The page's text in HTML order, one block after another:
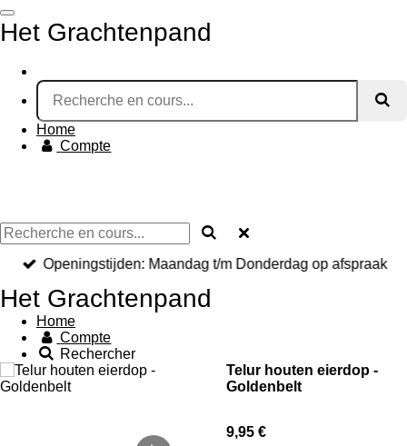
Passer
au
Het Grachtenpand
Home
Compte
Openingstijden: Maandag t/m Donderdag op afspraak
Het Grachtenpand
Home
Compte
Rechercher
Telur houten eierdop -
Goldenbelt
9,95 €